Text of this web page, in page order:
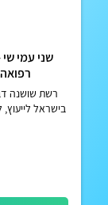
שני עמי
רשת שושנה
בישראל לייעוץ,